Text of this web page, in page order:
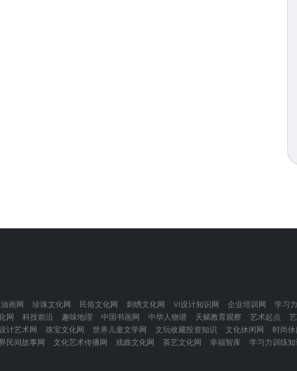
画网 珍珠文化网 民俗文化网 刺绣文化网 VI设计知识网 企业培训网 学习
网 科技前沿 趣味地理 中国书画网 中华人物谱 天赋教育观察 艺术起点
计艺术网 珠宝文化网 世界儿童文学网 文玩收藏投资知识 文化休闲网 时尚休
民间故事网 文化艺术传播网 戏曲文化网 茶艺文化网 幸福智库 学习力训练知